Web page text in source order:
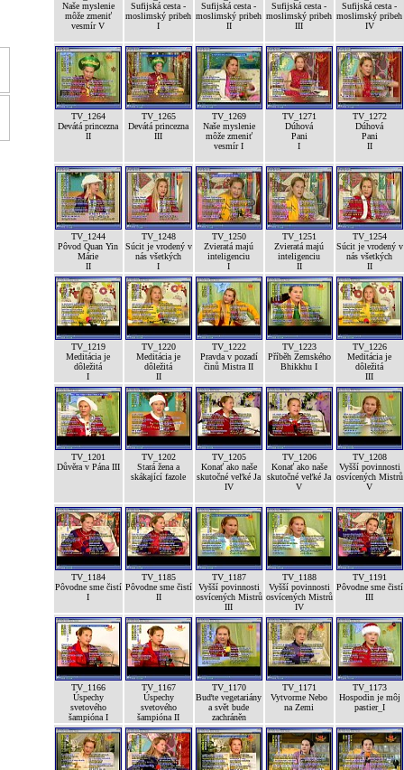
Naše myslenie
môže zmeniť
vesmír V
Sufijská cesta -
moslimský pribeh
I
Sufijská cesta -
moslimský pribeh
II
Sufijská cesta -
moslimský pribeh
III
Sufijská cesta -
moslimský pribeh
IV
TV_1264
Devátá princezna
II
TV_1265
Devátá princezna
III
TV_1269
Naše myslenie
môže zmeniť
vesmír I
TV_1271
Dúhová
Pani
I
TV_1272
Dúhová
Pani
II
TV_1244
Pôvod Quan Yin
Márie
II
TV_1248
Súcit je vrodený v
nás všetkých
I
TV_1250
Zvieratá majú
inteligenciu
I
TV_1251
Zvieratá majú
inteligenciu
II
TV_1254
Súcit je vrodený v
nás všetkých
II
TV_1219
Meditácia je
dôležitá
I
TV_1220
Meditácia je
dôležitá
II
TV_1222
Pravda v pozadí
činů Mistra II
TV_1223
Příběh Zemského
Bhikkhu I
TV_1226
Meditácia je
dôležitá
III
TV_1201
Důvěra v Pána III
TV_1202
Stará žena a
skákající fazole
TV_1205
Konať ako naše
skutočné veľké Ja
IV
TV_1206
Konať ako naše
skutočné veľké Ja
V
TV_1208
Vyšší povinnosti
osvícených Mistrů
V
TV_1184
Pôvodne sme čistí
I
TV_1185
Pôvodne sme čistí
II
TV_1187
Vyšší povinnosti
osvícených Mistrů
III
TV_1188
Vyšší povinnosti
osvícených Mistrů
IV
TV_1191
Pôvodne sme čistí
III
TV_1166
Úspechy
svetového
šampióna I
TV_1167
Úspechy
svetového
šampióna II
TV_1170
Buďte vegetariány
a svět bude
zachráněn
TV_1171
Vytvorme Nebo
na Zemi
TV_1173
Hospodin je môj
pastier_I